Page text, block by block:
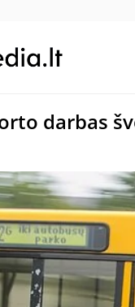
darbas